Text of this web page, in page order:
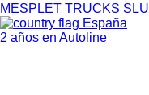
MESPLET TRUCKS SLU
España
2 años en Autoline